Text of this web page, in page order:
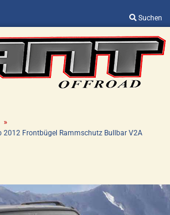
Suchen
Sprache auswählen
Lieferland
Konto erstellen
Passwort vergessen?
»
Frontbügel Rammschutz Bullbar V2A